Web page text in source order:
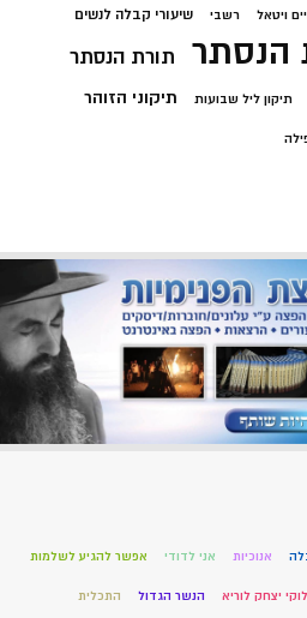
ויטאל רשבי שיעורי קבלה לנשים
הנסתר תורת הנסתר
תיקון ליל שבועות תיקוני הזוהר
אנוכיות אני לדודי אפשר להגיע לשלמות
יצחק לוריא הנשר הגדול התכלית